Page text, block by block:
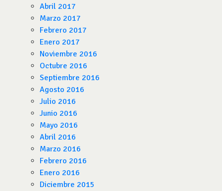
Abril 2017
Marzo 2017
Febrero 2017
Enero 2017
Noviembre 2016
Octubre 2016
Septiembre 2016
Agosto 2016
Julio 2016
Junio 2016
Mayo 2016
Abril 2016
Marzo 2016
Febrero 2016
Enero 2016
Diciembre 2015